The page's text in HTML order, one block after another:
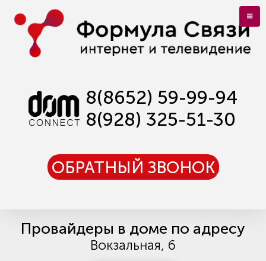
8(8652) 59-99-94
8(928) 325-51-30
ОБРАТНЫЙ ЗВОНОК
Провайдеры в доме по адресу
Вокзальная, 6